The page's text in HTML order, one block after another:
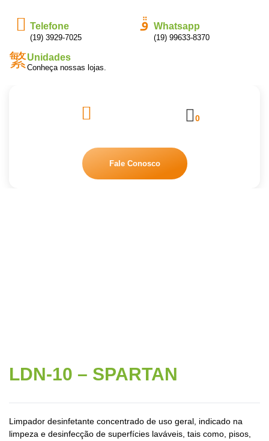
Telefone
(19) 3929-7025
Whatsapp
(19) 99633-8370
Unidades
Conheça nossas lojas.
0
Fale Conosco
LDN-10 – SPARTAN
Limpador desinfetante concentrado de uso geral, indicado na
limpeza e desinfecção de superfícies laváveis, tais como, pisos,